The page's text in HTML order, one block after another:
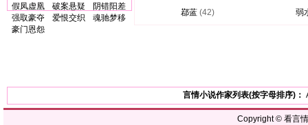
假凤虚凰
破案悬疑
阴错阳差
强取豪夺
爱恨交织
魂驰梦移
豪门恩怨
鄀蓝 (42) 弱
言情小说作家列表(按字母排序)：
Copyright © 看言